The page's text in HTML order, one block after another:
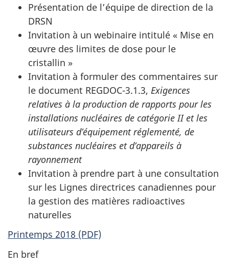
Présentation de l’équipe de direction de la
DRSN
Invitation à un webinaire intitulé « Mise en
œuvre des limites de dose pour le
cristallin »
Invitation à formuler des commentaires sur
le document REGDOC-3.1.3, Exigences
relatives à la production de rapports pour les
installations nucléaires de catégorie II et les
utilisateurs d’équipement réglementé, de
substances nucléaires et d’appareils à
rayonnement
Invitation à prendre part à une consultation
sur les Lignes directrices canadiennes pour
la gestion des matières radioactives
naturelles
Printemps 2018 (PDF)
En bref